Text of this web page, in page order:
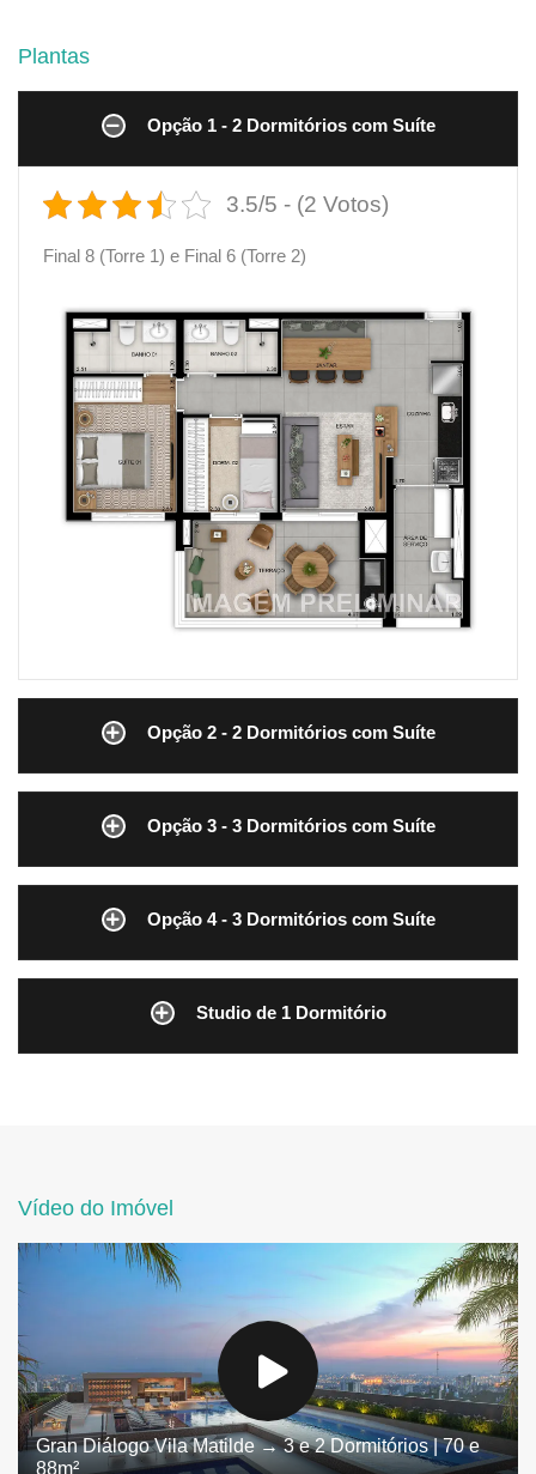
Plantas
Opção 1 - 2 Dormitórios com Suíte
3.5/5 - (2 Votos)
Final 8 (Torre 1) e Final 6 (Torre 2)
Opção 2 - 2 Dormitórios com Suíte
Opção 3 - 3 Dormitórios com Suíte
Opção 4 - 3 Dormitórios com Suíte
Studio de 1 Dormitório
Vídeo do Imóvel
Gran Diálogo Vila Matilde → 3 e 2 Dormitórios | 70 e
88m²